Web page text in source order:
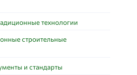
технологии
строительные
и стандарты